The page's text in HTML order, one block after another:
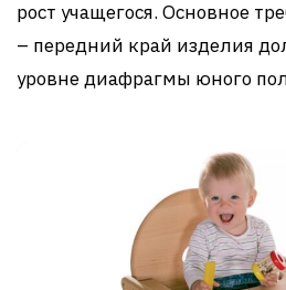
рост учащегося. Основное
– передний край изделия
уровне диафрагмы юного